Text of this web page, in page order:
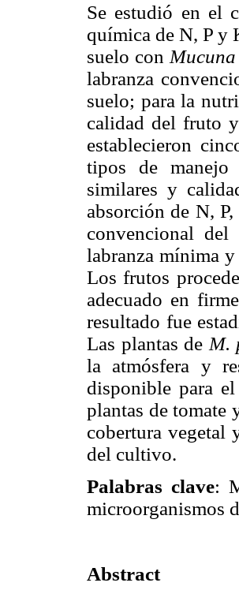
Se estudió en el
química de N, P y
suelo con
labranza
suelo; para la
calidad del fruto
establecieron
tipos de manejo
similares y
absorción de N,
convencional
labranza mínima
Los frutos
adecuado en
resultado fue
Las plantas de M.
la atmósfera y
disponible para
plantas de tomate
cobertura vegetal
del cultivo.
Palabras clave:
microorganismos
Abstract